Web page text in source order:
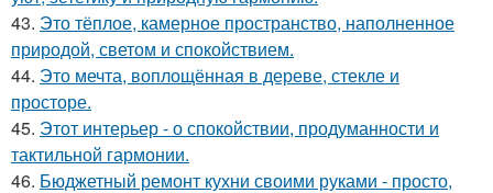
43. Это тёплое, камерное пространство, наполненное
природой, светом и спокойствием.
44. Это мечта, воплощённая в дереве, стекле и
просторе.
45. Этот интерьер - о спокойствии, продуманности и
тактильной гармонии.
46. Бюджетный ремонт кухни своими руками - просто,